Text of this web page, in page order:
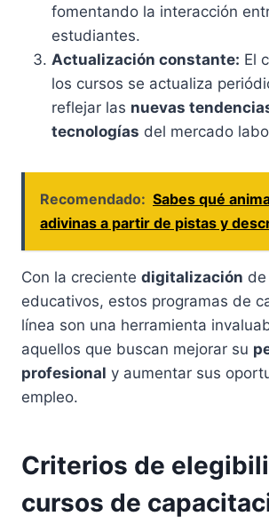
fomentando la interacción
estudiantes.
Actualización constante: El
los cursos se actualiza
reflejar las nuevas
tecnologías del mercado
Recomendado: Sabes qué
adivinas a partir de pistas y
Con la creciente digitalización
educativos, estos programas de
línea son una herramienta
aquellos que buscan mejorar su
profesional y aumentar sus
empleo.
Criterios de
cursos de